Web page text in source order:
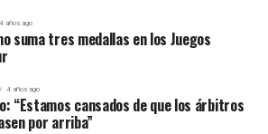
4 años ago
suma tres medallas en los Juegos
4 años ago
“Estamos cansados de que los árbitros
por arriba”